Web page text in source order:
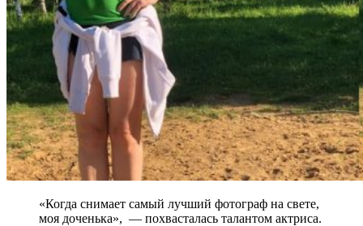
«Когда снимает самый лучший фотограф на свете,
моя доченька», — похвасталась талантом актриса.